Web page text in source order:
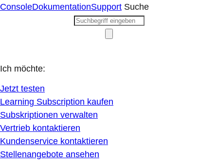
ConsoleDokumentationSupport Suche
Ich möchte:
Jetzt testen
Learning Subscription kaufen
Subskriptionen verwalten
Vertrieb kontaktieren
Kundenservice kontaktieren
Stellenangebote ansehen